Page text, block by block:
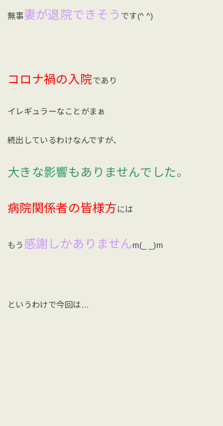
無事妻が退院できそう です(^ ^)
コロナ禍の入院であり
イレギュラーなことがまぁ
続出しているわけなんですが、
大きな影響もありませんでした。
病院関係者の皆様方 には
もう 感謝しかありませんm(_ _)m
というわけで今回は…